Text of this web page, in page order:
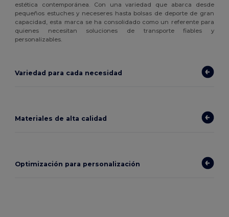
estética contemporánea. Con una variedad que abarca desde
pequeños estuches y neceseres hasta bolsas de deporte de gran
capacidad, esta marca se ha consolidado como un referente para
quienes necesitan soluciones de transporte fiables y
personalizables.
Variedad para cada necesidad
Materiales de alta calidad
Optimización para personalización